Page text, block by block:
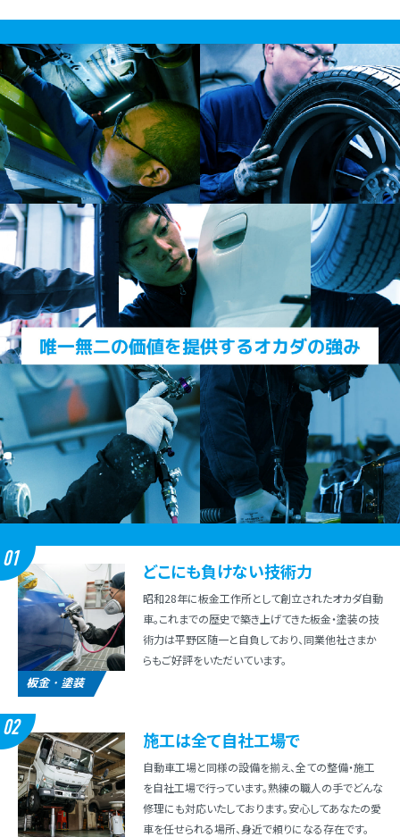
01
板金・塗装
どこにも負けない技術⼒
昭和28年に板⾦⼯作所として創⽴されたオカダ⾃動
⾞。これまでの歴史で築き上げてきた板⾦・塗装の技
術⼒は平野区随⼀と⾃負しており、同業他社さまか
らもご好評をいただいています。
02 施⼯は全て⾃社⼯場で
⾃動⾞⼯場と同様の設備を揃え、全ての整備・施⼯
を⾃社⼯場で⾏っています。熟練の職⼈の⼿でどんな
修理にも対応いたしております。安⼼してあなたの愛
⾞を任せられる場所、⾝近で頼りになる存在です。